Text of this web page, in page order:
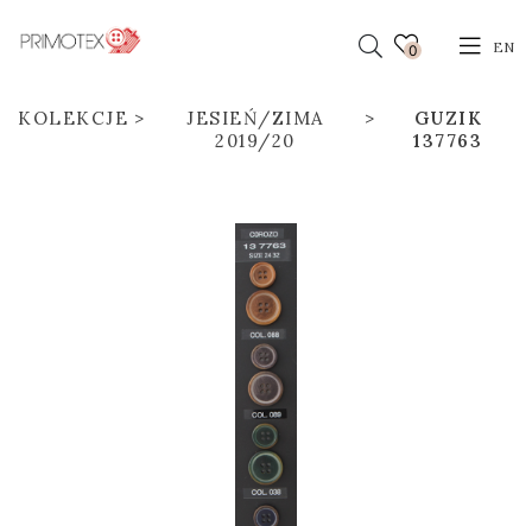
0 EN
KOLEKCJE
JESIEŃ/ZIMA
2019/20
GUZIK
137763